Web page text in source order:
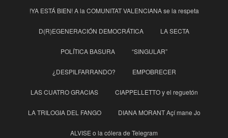
!YA ESTÁ BIEN! A la COMUNITAT VALENCIANA se la respeta
D(R)EGENERACIÓN DEMOCRÁTICA LA SECTA
POLÍTICA BASURA “SINGULAR”
¿DESPILFARRANDO? EMPOBRECER
LAS CUATRO GRACIAS CIAPPELLETTO y el reguetón
LA TRILOGIA DEL FANGO DIANA MORANT Açí mane Jo
ALVISE o la cólera de Telegram